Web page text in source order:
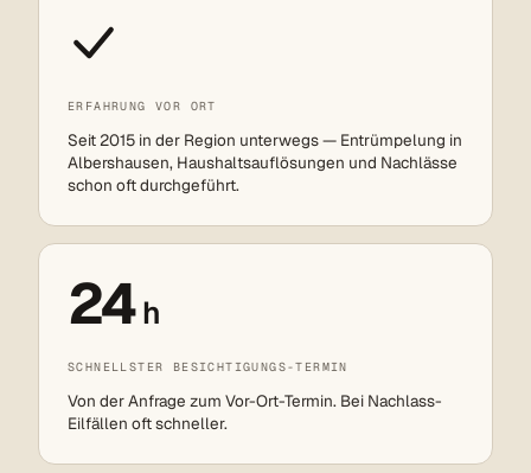
ERFAHRUNG VOR ORT
Seit 2015 in der Region unterwegs — Entrümpelung in
Albershausen, Haushaltsauflösungen und Nachlässe
schon oft durchgeführt.
24h
SCHNELLSTER BESICHTIGUNGS-TERMIN
Von der Anfrage zum Vor-Ort-Termin. Bei Nachlass-
Eilfällen oft schneller.